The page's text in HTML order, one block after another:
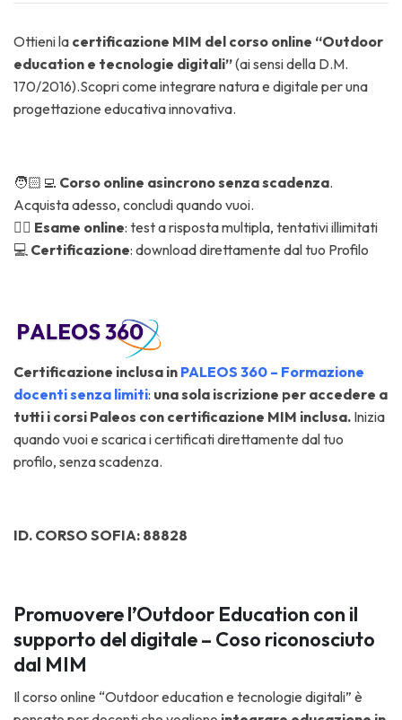
Ottieni la certificazione MIM del corso online “Outdoor
education e tecnologie digitali”(ai sensi della D.M.
170/2016).Scopri come integrare natura e digitale per una
progettazione educativa innovativa.
🧑🏻‍💻 Corso online asincrono senza scadenza.
Acquista adesso, concludi quando vuoi.
✍🏼 Esame online: test a risposta multipla, tentativi illimitati
💻 Certificazione: download direttamente dal tuo Profilo
Certificazione inclusa in PALEOS 360 – Formazione
docenti senza limiti: una sola iscrizione per accedere a
tutti i corsi Paleos con certificazione MIM inclusa. Inizia
quando vuoi e scarica i certificati direttamente dal tuo
profilo, senza scadenza.
ID. CORSO SOFIA: 88828
Promuovere l’Outdoor Education con il
supporto del digitale – Coso riconosciuto
dal MIM
Il corso online “Outdoor education e tecnologie digitali” è